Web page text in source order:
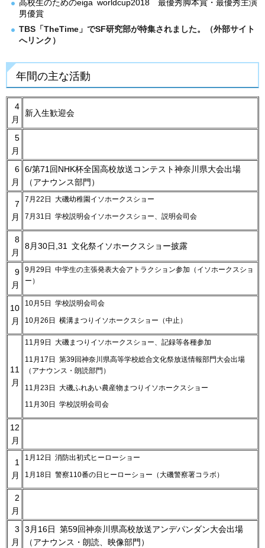
高校生のためのeiga worldcup2018 最優秀脚本賞・最優秀主演
男優賞
TBS「TheTime」でSF研究部が特集されました。（外部サイト
へリンク）
年間の主な活動
4
月
新入生歓迎会
5
月
6
月
6/第71回NHK杯全国高校放送コンテスト神奈川県大会出場
（アナウンス部門）
7
月
7月22日 大磯幼稚園イソホークスショー
7月31日 学校説明会イソホークスショー、説明会司会
8
月
8月30日,31 文化祭イソホークスショー披露
9
月
9月29日 中学生の主張発表大会アトラクション参加（イソホークスショ
ー）
10
月
10月5日 学校説明会司会
10月26日 横溝まつりイソホークスショー（中止）
11
月
11月9日 大磯まつりイソホークスショー、記録等各種参加
11月17日 第39回神奈川県高等学校総合文化祭放送情報部門大会出場
（アナウンス・朗読部門）
11月23日 大磯ふれあい農産物まつりイソホークスショー
11月30日 学校説明会司会
12
月
1
月
1月12日 消防出初式ヒーローショー
1月18日 警察110番の日ヒーローショー（大磯警察署コラボ）
2
月
3
月
3月16日 第59回神奈川県高校放送アンデパンダン大会出場
（アナウンス・朗読、映像部門）